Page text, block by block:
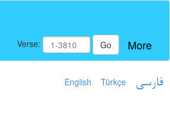
Verse: Go More
English Türkçe فارسی